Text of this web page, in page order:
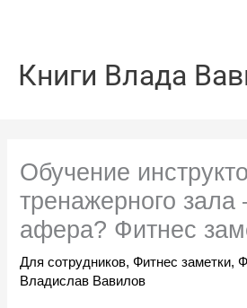
Книги Влада
Обучение
тренажерного зала
афера? Фитнес
Для сотрудников,Фитнес заметки,
Владислав Вавилов